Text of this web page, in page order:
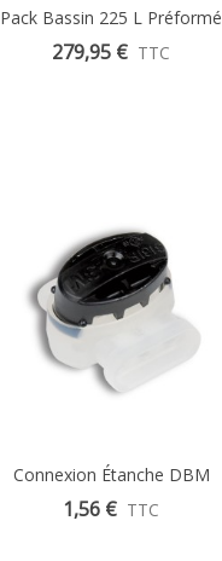
Aperçu Rapide
Pack Bassin 225 L Préformé
Quadro 5 Ubbink & Cadre
Bois Quadro 1
279,95 € TTC
Aperçu Rapide
Connexion Étanche DBM
1,56 € TTC